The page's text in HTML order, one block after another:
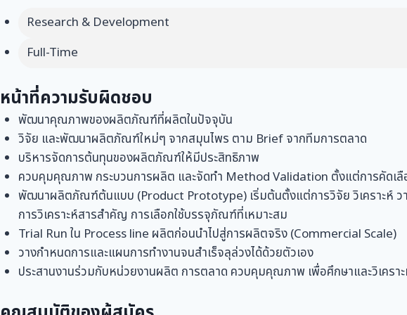
Research & Development
Full-Time
หน้าที่ความรับผิดชอบ
พัฒนาคุณภาพของผลิตภัณฑ์ที่ผลิตในปัจจุบัน
วิจัย และพัฒนาผลิตภัณฑ์ใหม่ๆ จากสมุนไพร ตาม Brief จากทีมการตลาด
บริหารจัดการต้นทุนของผลิตภัณฑ์ให้มีประสิทธิภาพ
ควบคุมคุณภาพ กระบวนการผลิต และจัดทำ Method Validation ตั้งแต่การคัดเ
พัฒนาผลิตภัณฑ์ต้นแบบ (Product Prototype) เริ่มต้นตั้งแต่การวิจัย วิเคราะห์
การวิเคราะห์สารสำคัญ การเลือกใช้บรรจุภัณฑ์ที่เหมาะสม
Trial Run ใน Process line ผลิตก่อนนำไปสู่การผลิตจริง (Commercial Scale)
วางกำหนดการและแผนการทำงานจนสำเร็จลุล่วงได้ด้วยตัวเอง
ประสานงานร่วมกับหน่วยงานผลิต การตลาด ควบคุมคุณภาพ เพื่อศึกษาและวิเค